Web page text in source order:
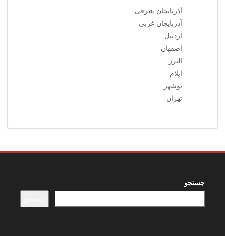
آذربایجان شرقی
آذربایجان غربی
اردبیل
اصفهان
البرز
ایلام
بوشهر
تهران
جستجو